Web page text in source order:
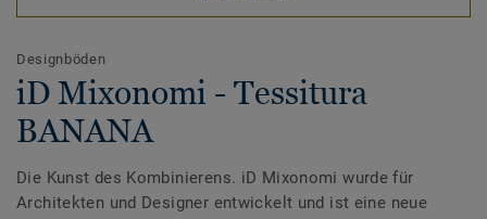
Designböden
iD Mixonomi - Tessitura
BANANA
Die Kunst des Kombinierens. iD Mixonomi wurde für
Architekten und Designer entwickelt und ist eine neue